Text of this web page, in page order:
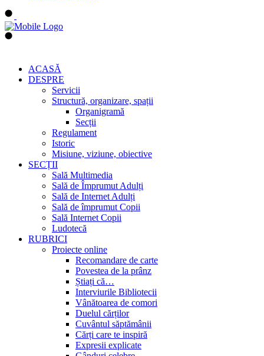
ACASĂ
DESPRE
Servicii
Structură, organizare, spații
Organigramă
Secții
Regulament
Istoric
Misiune, viziune, obiective
SECȚII
Sală Multimedia
Sală de Împrumut Adulți
Sală de Internet Adulți
Sală de împrumut Copii
Sală Internet Copii
Ludotecă
RUBRICI
Proiecte online
Recomandare de carte
Povestea de la prânz
Știați că…
Interviurile Bibliotecii
Vânătoarea de comori
Duelul cărților
Cuvântul săptămânii
Cărți care te inspiră
Expresii explicate